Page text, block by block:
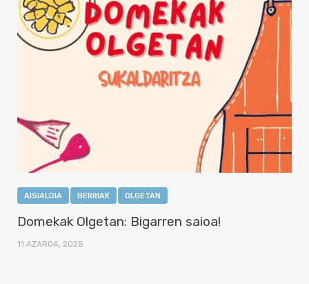
AISIALDIA BERRIAK OLGETAN
Domekak Olgetan: Bigarren saioa!
11 AZAROA, 2025